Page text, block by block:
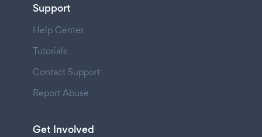
Support
Help Center
Tutorials
Contact Support
Report Abuse
Get Involved